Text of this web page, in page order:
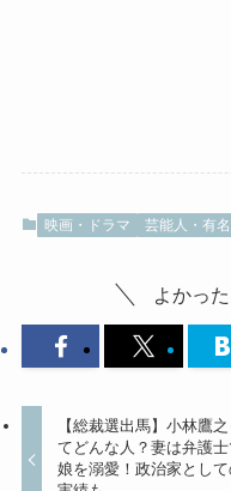
映画・ドラマ 芸能人・有
よかっ
【総裁選出馬】小林鷹之
てどんな人？妻は弁護
娘を溺愛！政治家とし